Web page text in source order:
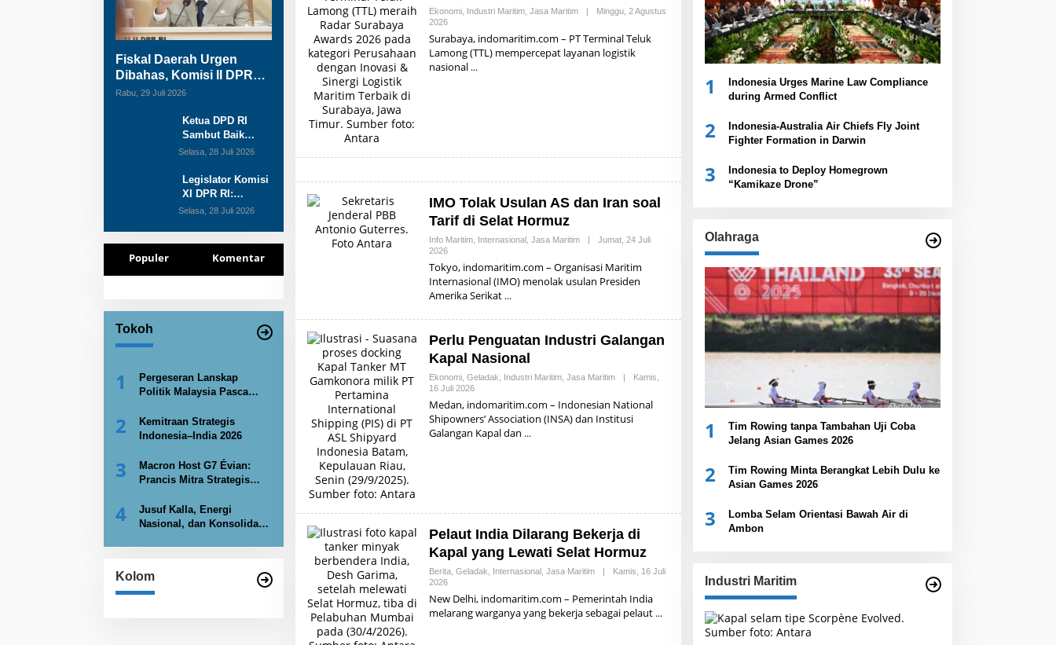
Fiskal Daerah Urgen
Dibahas, Komisi II DPR
akan Gelar RDP Meski
Rabu, 29 Juli 2026
Ketua DPD RI
Sambut Baik
Skema Top Up
Daerah
Selasa, 28 Juli 2026
Legislator Komisi
XI DPR RI:
Pengganti Perry
Selasa, 28 Juli 2026
Populer Komentar
Tokoh
1
Pergeseran Lanskap
Politik Malaysia Pasca
2
Kemitraan Strategis
Indonesia–India 2026
3
Macron Host G7 Évian:
Prancis Mitra Strategis
Nuklir
4
Jusuf Kalla, Energi
Nasional, dan Konsolidasi
Kolom
Ekonomi, Industri Maritim, Jasa Maritim |
Minggu, 2 Agustus
2026O
E
H
R
Surabaya, indomaritim.com – PT Terminal Teluk
Lamong (TTL) mempercepat layanan logistik
nasional
IMO Tolak Usulan AS dan Iran soal
Tarif di Selat Hormuz
Info Maritim, Internasional, Jasa Maritim |
Jumat, 24 Juli
2026O
E
H
R
K
Tokyo, indomaritim.com – Organisasi Maritim
Internasional (IMO) menolak usulan Presiden
Amerika Serikat
Perlu Penguatan Industri Galangan
Kapal Nasional
Ekonomi, Geladak Industri Maritim, Jasa Maritim |
Kamis,
16 Juli 2026O
E
H
R
Medan, indomaritim.com – Indonesian National
Shipowners’ Association (INSA) dan Institusi
Galangan Kapal dan
Pelaut India Dilarang Bekerja di
Kapal yang Lewati Selat Hormuz
Berita, Geladak Internasional, Jasa Maritim |
Kamis, 16 Juli
2026O
E
H
New Delhi, indomaritim.com – Pemerintah India
melarang warganya yang bekerja sebagai pelaut
1
Indonesia Urges Marine Law Compliance
during Armed Conflict
2
Indonesia-Australia Air Chiefs Fly Joint
Fighter Formation in Darwin
3
Indonesia to Deploy Homegrown
“Kamikaze Drone”
Olahraga
1
Tim Rowing tanpa Tambahan Uji Coba
Jelang Asian Games 2026
2
Tim Rowing Minta Berangkat Lebih Dulu ke
Asian Games 2026
3
Lomba Selam Orientasi Bawah Air di
Ambon
Industri Maritim